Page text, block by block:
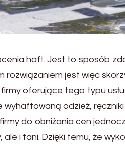
haft. Jest to sposób
rozwiązaniem jest więc
oferujące tego typu
wyhaftowaną odzież,
do obniżania cen
i tani. Dzięki temu, że